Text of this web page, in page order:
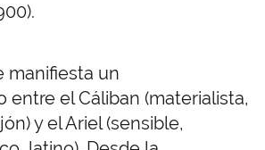
manifiesta un
entre el Cáliban (materialista,
y el Ariel (sensible,